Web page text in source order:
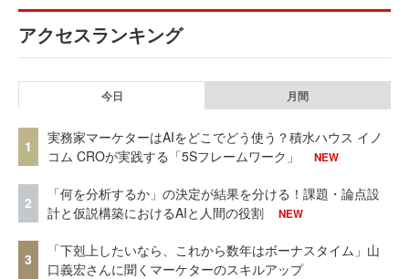
アクセスランキング
今日 月間
1
実務家マーケターはAIをどこでどう使う？積水ハウス イノ
コム CROが実践する「5Sフレームワーク」
NEW
2
「何を分析するか」の決定が結果を分ける！課題・論点設
計と仮説構築におけるAIと人間の役割
NEW
3
「下剋上したいなら、これから数年はボーナスタイム」山
口義宏さんに聞くマーケターのスキルアップ